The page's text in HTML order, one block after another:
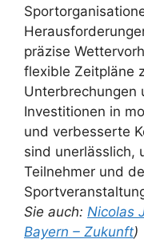
präzise
flexible Zeitpläne
Unterbrechungen
Investitionen in
und verbesserte
sind unerlässlich,
Teilnehmer und
Sie auch: Nicolas
Bayern – Zukunft)